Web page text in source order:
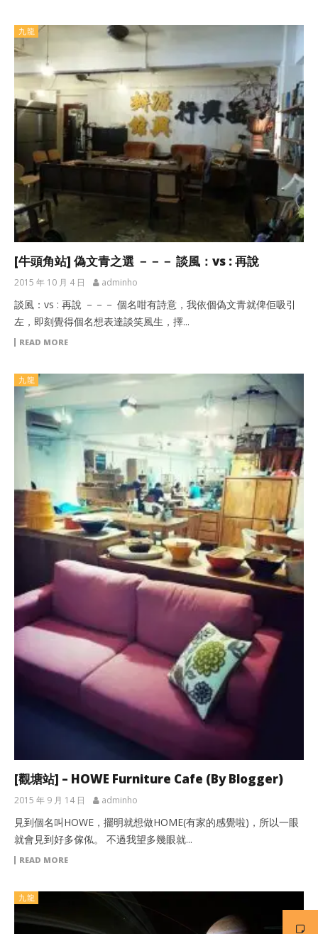
九龍
[牛頭角站] 偽文青之選 －－－ 談風：vs : 再說
2015 年 10 月 4 日 adminho
談風：vs : 再說 －－－ 個名咁有詩意，我依個偽文青就俾佢吸引
左，即刻覺得個名想表達談笑風生，擇...
READ MORE
九龍
[觀塘站] – HOWE Furniture Cafe (By Blogger)
2015 年 9 月 14 日 adminho
見到個名叫HOWE，擺明就想做HOME(有家的感覺啦)，所以一眼
就會見到好多傢俬。 不過我望多幾眼就...
READ MORE
九龍